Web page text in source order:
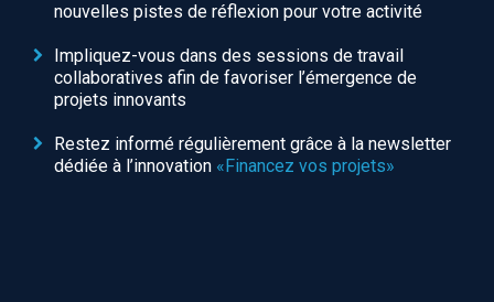
nouvelles pistes de réflexion pour votre activité
Impliquez-vous dans des sessions de travail
collaboratives afin de favoriser l’émergence de
projets innovants
Restez informé régulièrement grâce à la newsletter
dédiée à l’innovation «Financez vos projets»